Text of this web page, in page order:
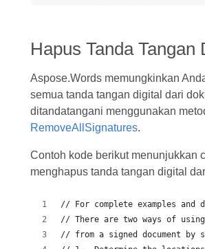
Hapus Tanda Tangan
Aspose.Words memungkinkan
semua tanda tangan digital dari
ditandatangani menggunakan
RemoveAllSignatures.
Contoh kode berikut menunjukkan
menghapus tanda tangan digital